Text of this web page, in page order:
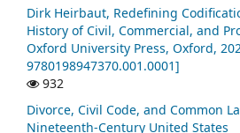
Dirk Heirbaut, Redefining
History of Civil, Commercial, and
Oxford University Press, Oxford,
9780198947370.001.0001]
932
Divorce, Civil Code, and Common
Nineteenth-Century United States